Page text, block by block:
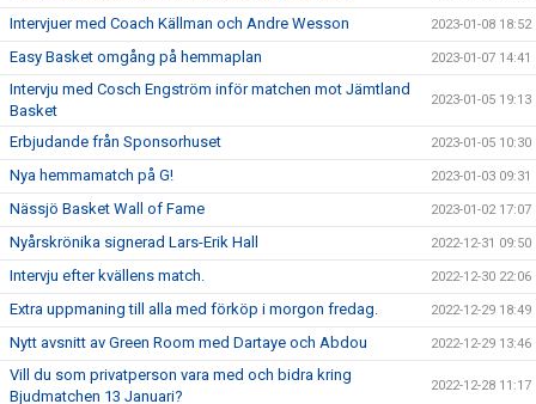
Intervjuer med Coach Källman och Andre Wesson 2023-01-08 18:52
Easy Basket omgång på hemmaplan 2023-01-07 14:41
Intervju med Cosch Engström inför matchen mot Jämtland
Basket
2023-01-05 19:13
Erbjudande från Sponsorhuset 2023-01-05 10:30
Nya hemmamatch på G! 2023-01-03 09:31
Nässjö Basket Wall of Fame 2023-01-02 17:07
Nyårskrönika signerad Lars-Erik Hall 2022-12-31 09:50
Intervju efter kvällens match. 2022-12-30 22:06
Extra uppmaning till alla med förköp i morgon fredag. 2022-12-29 18:49
Nytt avsnitt av Green Room med Dartaye och Abdou 2022-12-29 13:46
Vill du som privatperson vara med och bidra kring
Bjudmatchen 13 Januari?
2022-12-28 11:17